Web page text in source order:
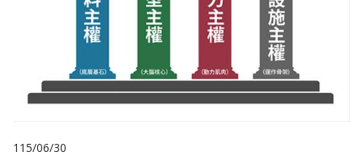
115/06/30